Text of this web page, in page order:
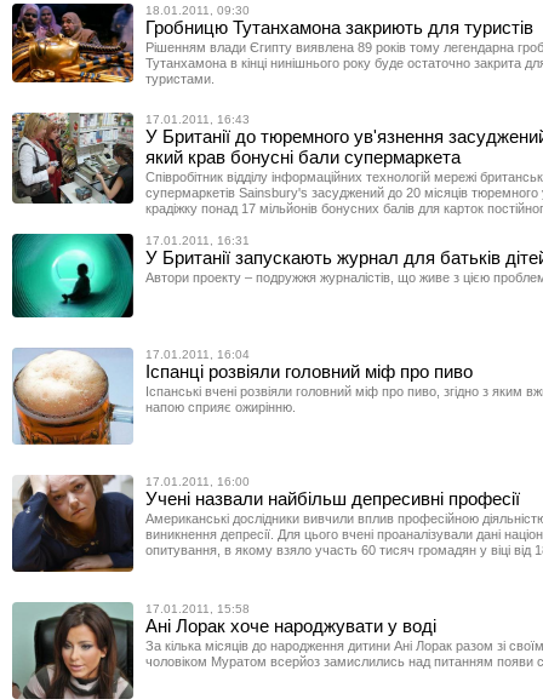
18.01.2011, 09:30
Гробницю Тутанхамона закриють для туристів
Рішенням влади Єгипту виявлена 89 років тому легендарна
Тутанхамона в кінці нинішнього року буде остаточно закрита
туристами.
17.01.2011, 16:43
У Британії до тюремного ув'язнення
який крав бонусні бали супермаркета
Співробітник відділу інформаційних технологій мережі
супермаркетів Sainsbury's засуджений до 20 місяців тюремного
крадіжку понад 17 мільйонів бонусних балів для карток
17.01.2011, 16:31
У Британії запускають журнал для батьків
Автори проекту – подружжя журналістів, що живе з цією
17.01.2011, 16:04
Іспанці розвіяли головний міф про пиво
Іспанські вчені розвіяли головний міф про пиво, згідно з яким
напою сприяє ожирінню.
17.01.2011, 16:00
Учені назвали найбільш депресивні професії
Американські дослідники вивчили вплив професійною
виникнення депресії. Для цього вчені проаналізували дані
опитування, в якому взяло участь 60 тисяч громадян у віці від
17.01.2011, 15:58
Ані Лорак хоче народжувати у воді
За кілька місяців до народження дитини Ані Лорак разом зі
чоловіком Муратом всерйоз замислились над питанням появи